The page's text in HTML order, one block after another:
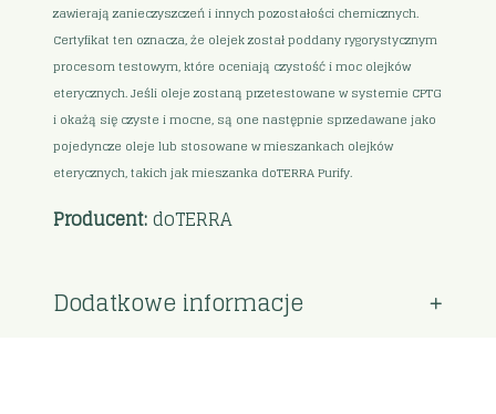
zawierają zanieczyszczeń i innych pozostałości chemicznych.
Certyfikat ten oznacza, że olejek został poddany rygorystycznym
procesom testowym, które oceniają czystość i moc olejków
eterycznych. Jeśli oleje zostaną przetestowane w systemie CPTG
i okażą się czyste i mocne, są one następnie sprzedawane jako
pojedyncze oleje lub stosowane w mieszankach olejków
eterycznych, takich jak mieszanka doTERRA Purify.
Producent:doTERRA
Dodatkowe informacje